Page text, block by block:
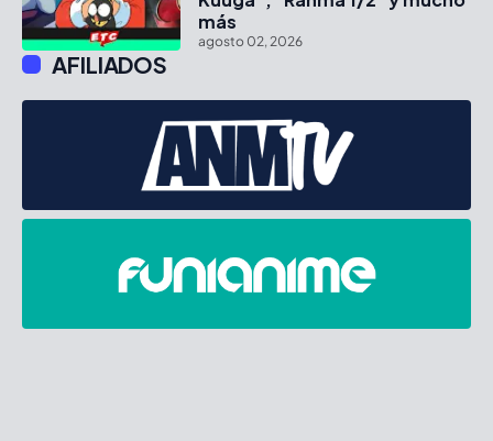
más
agosto 02, 2026
AFILIADOS